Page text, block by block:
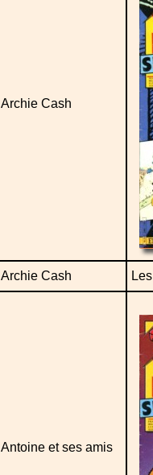
Archie Cash
Archie Cash
Antoine et ses amis